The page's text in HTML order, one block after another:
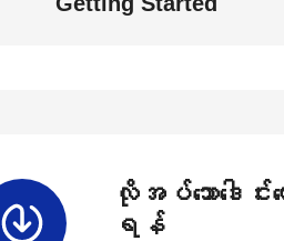
လိုအပ်သောဒေါင်း
ရန်